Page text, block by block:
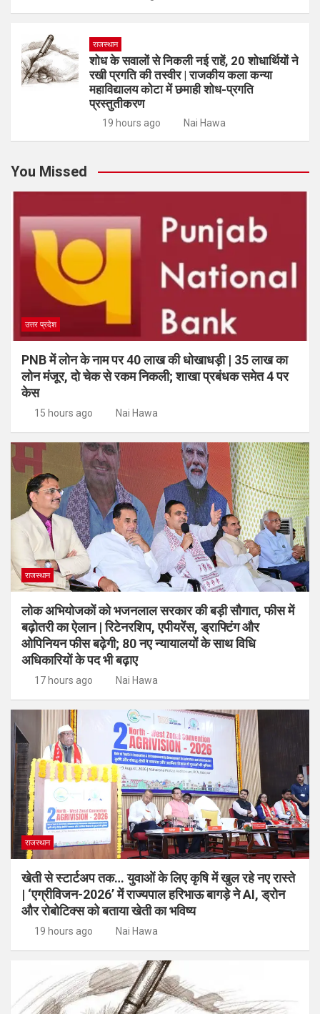
राजस्थान
शोध के सवालों से निकली नई राहें, 20 शोधार्थियों ने
रखी प्रगति की तस्वीर | राजकीय कला कन्या
महाविद्यालय कोटा में छमाही शोध-प्रगति
प्रस्तुतीकरण
19 hours ago Nai Hawa
You Missed
उत्तर प्रदेश
PNB में लोन के नाम पर 40 लाख की धोखाधड़ी | 35 लाख का
लोन मंजूर, दो चेक से रकम निकली; शाखा प्रबंधक समेत 4 पर
केस
15 hours ago Nai Hawa
राजस्थान
लोक अभियोजकों को भजनलाल सरकार की बड़ी सौगात, फीस में
बढ़ोतरी का ऐलान | रिटेनरशिप, एपीयरेंस, ड्राफ्टिंग और
ओपिनियन फीस बढ़ेगी; 80 नए न्यायालयों के साथ विधि
अधिकारियों के पद भी बढ़ाए
17 hours ago Nai Hawa
राजस्थान
खेती से स्टार्टअप तक… युवाओं के लिए कृषि में खुल रहे नए रास्ते
| ‘एग्रीविजन-2026’ में राज्यपाल हरिभाऊ बागड़े ने AI, ड्रोन
और रोबोटिक्स को बताया खेती का भविष्य
19 hours ago Nai Hawa